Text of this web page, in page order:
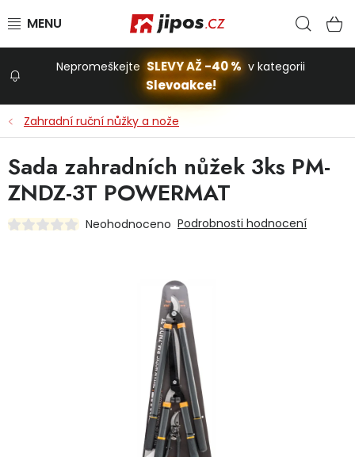
Stavba a dům
Nepromeškejte SLEVY AŽ -40 % v kategorii
Slevoakce!
Zahradní ruční nůžky a nože
Sada zahradních nůžek 3ks PM-
ZNDZ-3T POWERMAT
Neohodnoceno Podrobnosti hodnocení